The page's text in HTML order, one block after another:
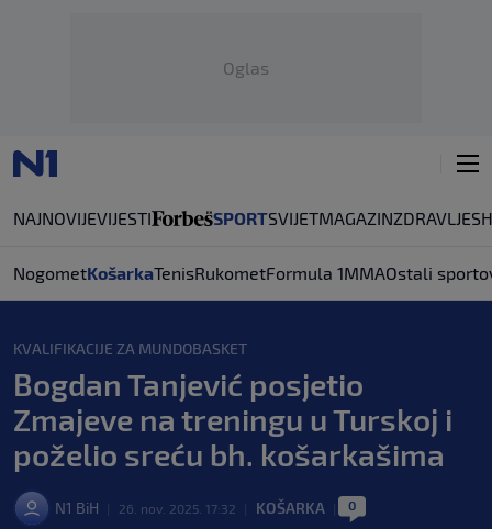
Oglas
NAJNOVIJEVIJESTI SPORTSVIJETMAGAZINZDRAVLJE
NogometKošarkaTenisRukometFormula 1MMAOstali
KVALIFIKACIJE ZA MUNDOBASKET
Bogdan Tanjević posjetio
Zmajeve na treningu u Turskoj i
poželio sreću bh. košarkašima
N1 BiH 26. nov. 2025. 17:32 KOŠARKA 0